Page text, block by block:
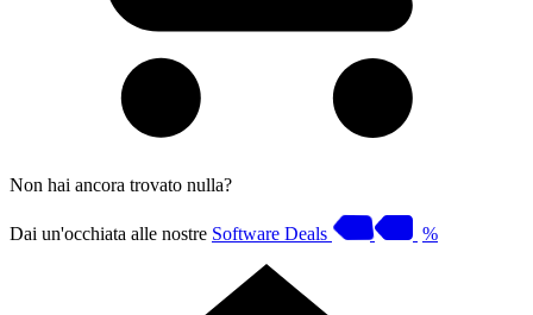
Non hai ancora trovato nulla?
Dai un'occhiata alle nostre Software Deals %